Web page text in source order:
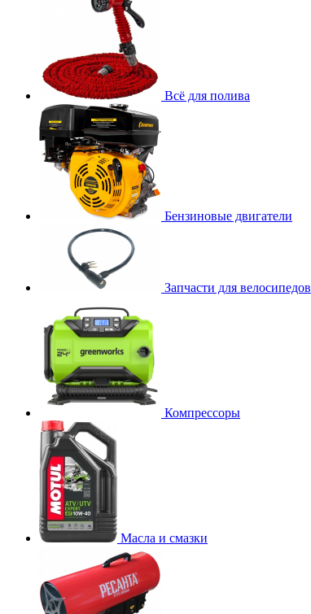
Всё для полива
Бензиновые двигатели
Запчасти для велосипедов
Компрессоры
Масла и смазки